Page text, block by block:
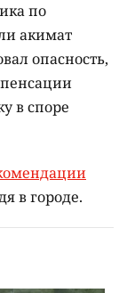
по
акимат
опасность,
в споре
в городе.